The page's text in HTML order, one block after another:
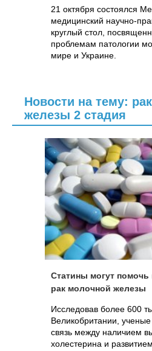
21 октября состоялся
медицинский научно-
круглый стол,
проблемам патологии
мире и Украине.
Новости на тему:
железы 2 стадия
Статины могут помочь
рак молочной железы
Исследовав более 600
Великобритании,
связь между наличием
холестерина и